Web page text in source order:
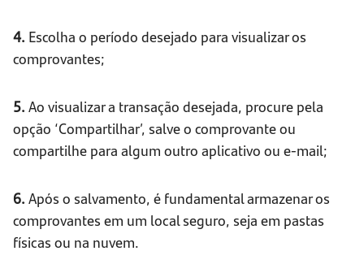
4. Escolha o período desejado para visualizar os
comprovantes;
5. Ao visualizar a transação desejada, procure pela
opção ‘Compartilhar’, salve o comprovante ou
compartilhe para algum outro aplicativo ou e-mail;
6. Após o salvamento, é fundamental armazenar os
comprovantes em um local seguro, seja em pastas
físicas ou na nuvem.